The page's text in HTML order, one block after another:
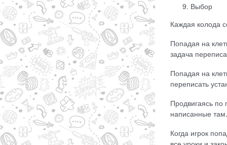
Выбор
Каждая колода
Попадая на
задача
Попадая на
переписать
Продвигаясь по
написанные там.
Когда игрок